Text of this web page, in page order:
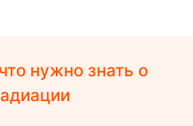
нужно знать о